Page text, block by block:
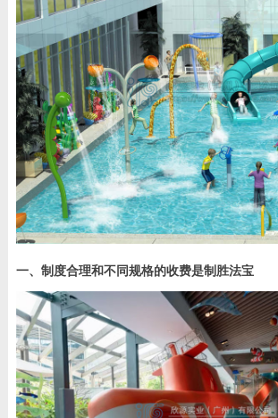
一、制度合理和不同规格的收费是制胜法宝